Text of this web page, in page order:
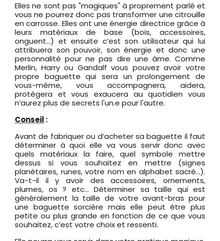
Elles ne sont pas "magiques" à proprement parlé et
vous ne pourrez donc pas transformer une citrouille
en carrosse. Elles ont une énergie directrice grâce à
leurs matériaux de base (bois, accessoires,
onguent…) et ensuite c’est son utilisateur qui lui
attribuera son pouvoir, son énergie et donc une
personnalité pour ne pas dire une âme. Comme
Merlin, Harry ou Gandalf vous pouvez avoir votre
propre baguette qui sera un prolongement de
vous-même, vous accompagnera, aidera,
protègera et vous exaucera au quotidien vous
n’aurez plus de secrets l'un.e pour l'autre.
Conseil :
Avant de fabriquer ou d’acheter sa baguette il faut
déterminer à quoi elle va vous servir donc avec
quels matériaux la faire, quel symbole mettre
dessus si vous souhaitez en mettre (signes
planétaires, runes, votre nom en alphabet sacré…).
Va-t-il il y avoir des accessoires, ornements,
plumes, os ? etc… Déterminer sa taille qui est
généralement la taille de votre avant-bras pour
une baguette sorcière mais elle peut être plus
petite ou plus grande en fonction de ce que vous
souhaitez, c’est votre choix et ressenti.